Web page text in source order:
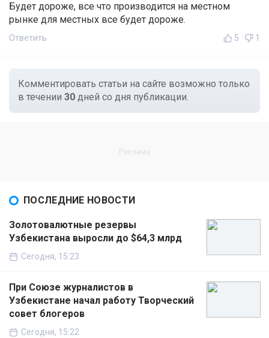
Будет дороже, все что производится на местном
рынке для местных все будет дороже.
Ответить 5 1
Комментировать статьи на сайте возможно только
в течении 30 дней со дня публикации.
ПОСЛЕДНИЕ НОВОСТИ
Золотовалютные резервы
Узбекистана выросли до $64,3 млрд
Сегодня, 15:23
При Союзе журналистов в
Узбекистане начал работу Творческий
совет блогеров
Сегодня, 15:22